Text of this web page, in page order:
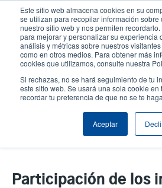
Este sitio web almacena cookies en su
se utilizan para recopilar información sobre
nuestro sitio web y nos permiten
para mejorar y personalizar su experiencia
análisis y métricas sobre nuestros
como en otros medios. Para obtener más
cookies que utilizamos, consulte nuestra
Si rechazas, no se hará seguimiento de tu
este sitio web. Se usará una sola cookie en
recordar tu preferencia de que no se te
Aceptar
contenido
principal
Header
Participación de los
Participación de los